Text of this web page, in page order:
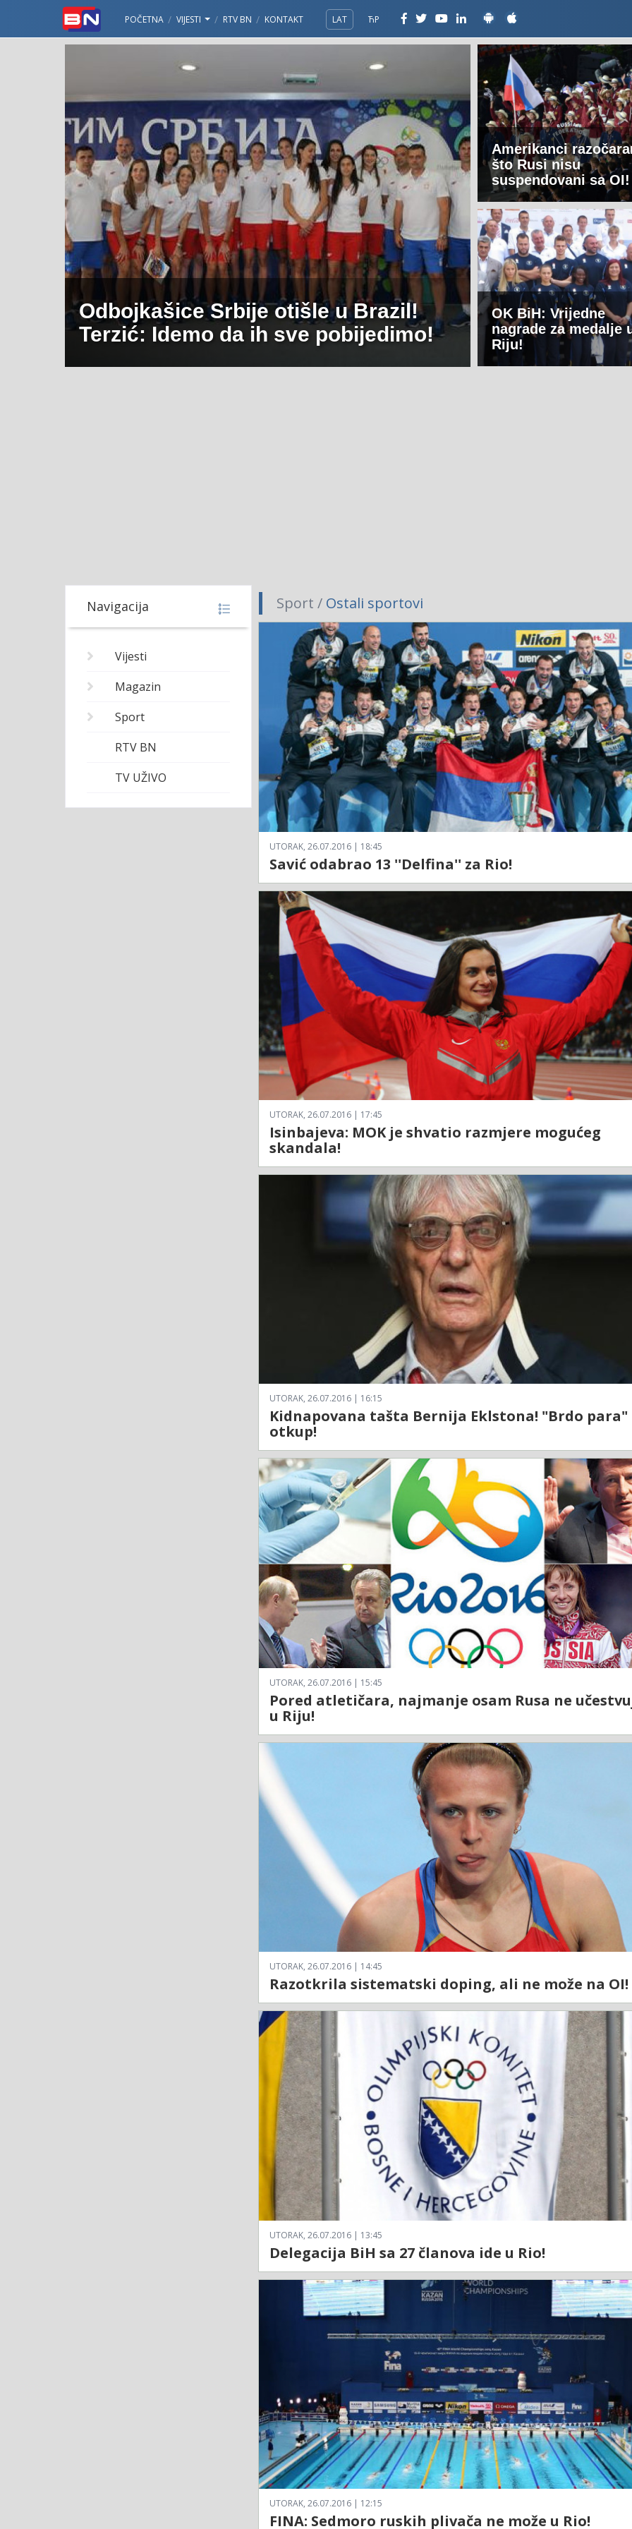
POČETNA VIJESTI RTV BN KONTAKT LAT ЋР
Odbojkašice Srbije otišle u Brazil!
Terzić: Idemo da ih sve pobijedimo!
Amerikanci
što Rusi nisu
suspendovani sa OI!
OK BiH: Vrijedne
nagrade za medalje
Riju!
Navigacija
Vijesti
Magazin
Sport
RTV BN
TV UŽIVO
Sport / Ostali sportovi
UTORAK, 26.07.2016 | 18:45
Savić odabrao 13 ''Delfina'' za Rio!
UTORAK, 26.07.2016 | 17:45
Isinbajeva: MOK je shvatio razmjere mogućeg
skandala!
UTORAK, 26.07.2016 | 16:15
Kidnapovana tašta Bernija Eklstona! "Brdo para"
otkup!
UTORAK, 26.07.2016 | 15:45
Pored atletičara, najmanje osam Rusa ne
u Riju!
UTORAK, 26.07.2016 | 14:45
Razotkrila sistematski doping, ali ne može na OI!
UTORAK, 26.07.2016 | 13:45
Delegacija BiH sa 27 članova ide u Rio!
UTORAK, 26.07.2016 | 12:15
FINA: Sedmoro ruskih plivača ne može u Rio!